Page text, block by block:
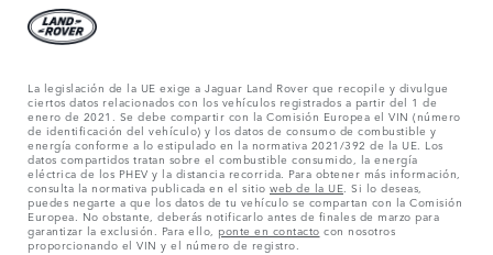
La legislación de la UE exige a Jaguar Land Rover que recopile y divulgue
ciertos datos relacionados con los vehículos registrados a partir del 1 de
enero de 2021. Se debe compartir con la Comisión Europea el VIN (número
de identificación del vehículo) y los datos de consumo de combustible y
energía conforme a lo estipulado en la normativa 2021/392 de la UE. Los
datos compartidos tratan sobre el combustible consumido, la energía
eléctrica de los PHEV y la distancia recorrida. Para obtener más información,
consulta la normativa publicada en el sitio web de la UE . Si lo deseas,
puedes negarte a que los datos de tu vehículo se compartan con la Comisión
Europea. No obstante, deberás notificarlo antes de finales de marzo para
garantizar la exclusión. Para ello, ponte en contacto con nosotros
proporcionando el VIN y el número de registro.